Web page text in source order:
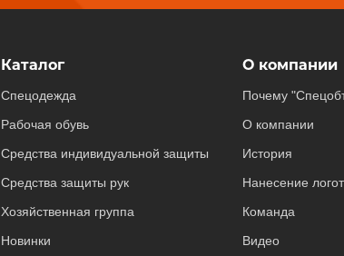
Каталог
Спецодежда
Рабочая обувь
Средства индивидуальной защиты
Средства защиты рук
Хозяйственная группа
Новинки
О компании
Почему
О компании
История
Нанесение
Команда
Видео